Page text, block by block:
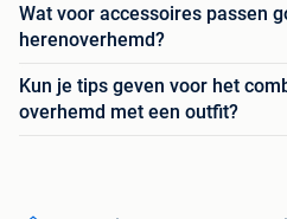
Wat voor accessoires passen
herenoverhemd?
Kun je tips geven voor het
overhemd met een outfit?